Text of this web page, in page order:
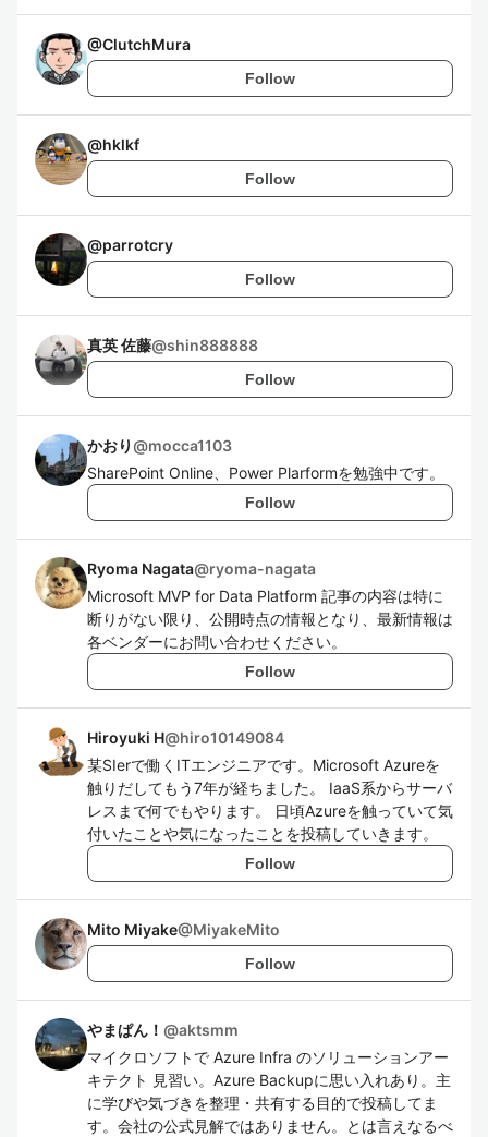
@ClutchMura
Follow
@hklkf
Follow
@parrotcry
Follow
真英 佐藤@shin888888
Follow
かおり@mocca1103
SharePoint Online、Power Plarformを勉強中です。
Follow
Ryoma Nagata@ryoma-nagata
Microsoft MVP for Data Platform 記事の内容は特に
断りがない限り、公開時点の情報となり、最新情報は
各ベンダーにお問い合わせください。
Follow
Hiroyuki H@hiro10149084
某SIerで働くITエンジニアです。Microsoft Azureを
触りだしてもう7年が経ちました。 IaaS系からサーバ
レスまで何でもやります。 日頃Azureを触っていて気
付いたことや気になったことを投稿していきます。
Follow
Mito Miyake@MiyakeMito
Follow
やまぱん！ @aktsmm
マイクロソフトで Azure Infra のソリューションアー
キテクト 見習い。Azure Backupに思い入れあり。主
に学びや気づきを整理・共有する目的で投稿してま
す。会社の公式見解ではありません。とは言えなるべ